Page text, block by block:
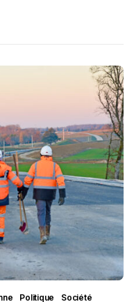
Politique Société